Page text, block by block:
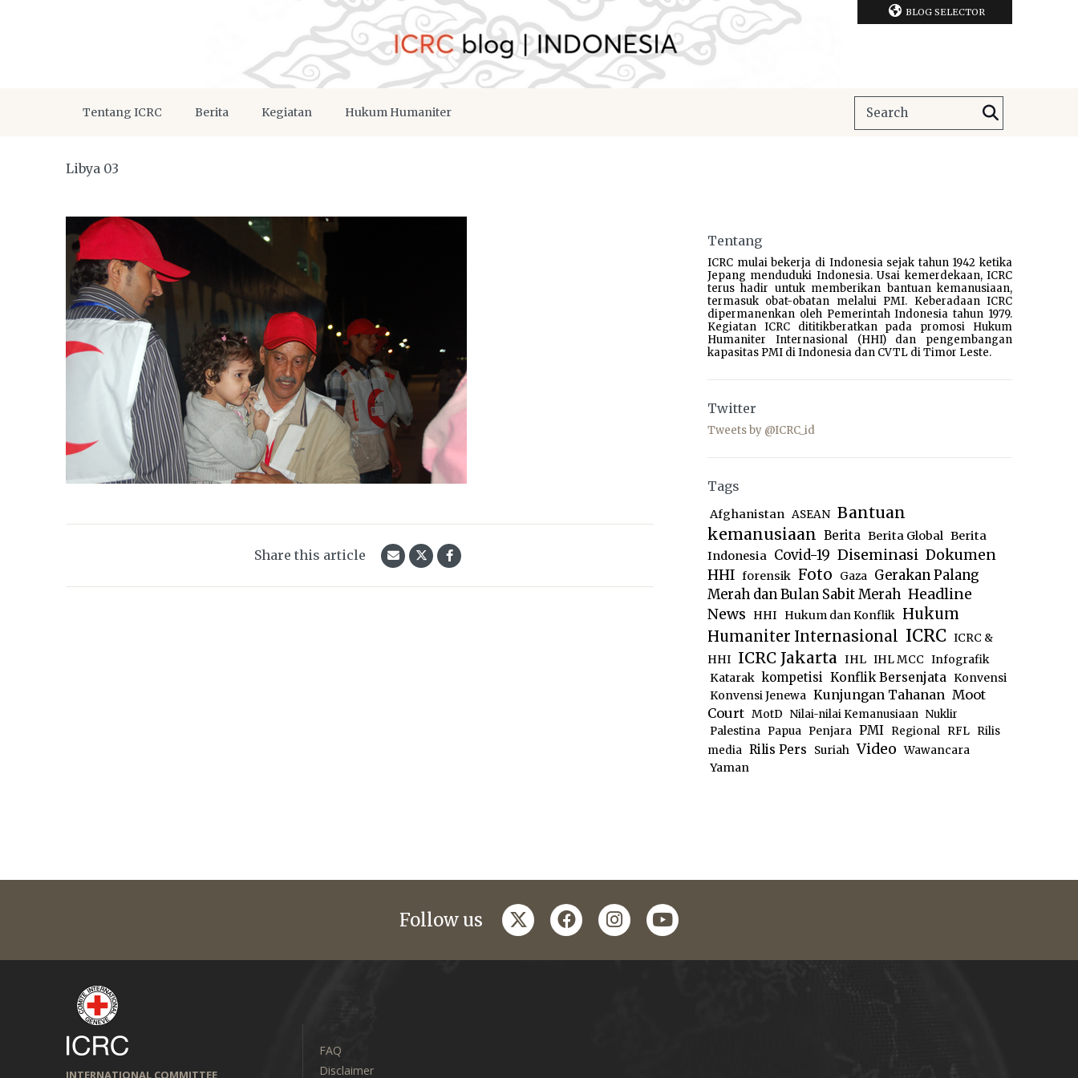
BLOG SELECTOR
Tentang ICRC Berita Kegiatan Hukum Humaniter
Libya 03
Share this article
Tentang
ICRC mulai bekerja di Indonesia sejak tahun 1942 ketika
Jepang menduduki Indonesia. Usai kemerdekaan, ICRC
terus hadir untuk memberikan bantuan kemanusiaan,
termasuk obat-obatan melalui PMI. Keberadaan ICRC
dipermanenkan oleh Pemerintah Indonesia tahun 1979.
Kegiatan ICRC dititikberatkan pada promosi Hukum
Humaniter Internasional (HHI) dan pengembangan
kapasitas PMI di Indonesia dan CVTL di Timor Leste.
Twitter
Tweets by @ICRC_id
Tags
Afghanistan ASEAN Bantuan
kemanusiaan Berita Berita Global Berita
Indonesia Covid-19 Diseminasi Dokumen
HHI forensik Foto Gaza Gerakan Palang
Merah dan Bulan Sabit Merah Headline
News
HHI Hukum dan Konflik Hukum
Humaniter Internasional ICRC ICRC &
HHI ICRC Jakarta IHL IHL MCC Infografik
Katarak kompetisi Konflik Bersenjata Konvensi
Konvensi Jenewa Kunjungan Tahanan Moot
Court MotD Nilai-nilai Kemanusiaan Nuklir
Palestina
Papua Penjara PMI Regional RFL
Rilis
media Rilis Pers Suriah Video Wawancara
Yaman
Follow us twitterfacebookinstagram
youtube
INTERNATIONAL COMMITTEE
FAQ
Disclaimer